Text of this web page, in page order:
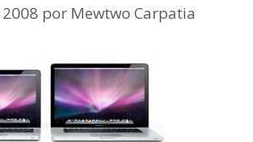
por Mewtwo Carpatia